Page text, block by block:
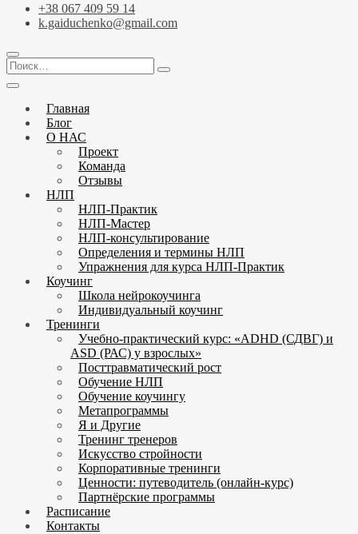
+38 067 409 59 14
k.gaiduchenko@gmail.com
Поиск…
Главная
Блог
О НАС
Проект
Команда
Отзывы
НЛП
НЛП-Практик
НЛП-Мастер
НЛП-консультирование
Определения и термины НЛП
Упражнения для курса НЛП-Практик
Коучинг
Школа нейрокоучинга
Индивидуальный коучинг
Тренинги
Учебно-практический курс: «ADHD (СДВГ) и
ASD (РАС) у взрослых»
Посттравматический рост
Обучение НЛП
Обучение коучингу
Метапрограммы
Я и Другие
Тренинг тренеров
Искусство стройности
Корпоративные тренинги
Ценности: путеводитель (онлайн-курс)
Партнёрские программы
Расписание
Контакты